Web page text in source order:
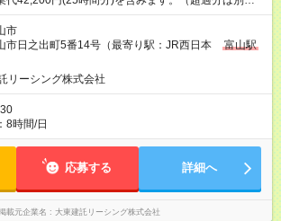
スキルや経験を考慮し、決定いたします。 ＼成果
センティブを毎月支給／ 提案した物件の契約件数な
象となり、 努力や工夫がダイレクトに収入アップへ
円 （2025年度） ★
平均年収は約470万円 ★管理職になると年収1,000
る 《賞与》 年2回
当(固定残業超過分を追加支給) ◆役職手当 ◆資格手当
引士：1万円/月) ◆家族・扶養手当 (配偶者：1万500
/月) 【試用期間】試用期間あり 試用期間
月 雇用形態、給与は本採用時と同じです。
市
市日之出町5番14号（最寄り駅：JR西日本
富山駅
リーシング株式会社
8時間/日
応募する 詳細へ
載元企業名 大東建託リーシング株式会社